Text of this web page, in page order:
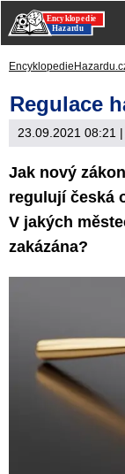
Regulace
23.09.2021 08:21
Jak nový
regulují česká
V jakých
zakázána?